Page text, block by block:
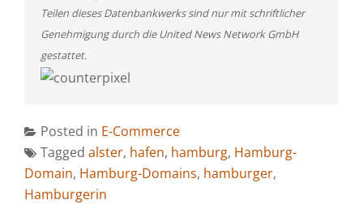
Teilen dieses Datenbankwerks sind nur mit schriftlicher
Genehmigung durch die United News Network GmbH
gestattet.
Posted in E-Commerce
Tagged alster, hafen, hamburg, Hamburg-
Domain, Hamburg-Domains, hamburger,
Hamburgerin